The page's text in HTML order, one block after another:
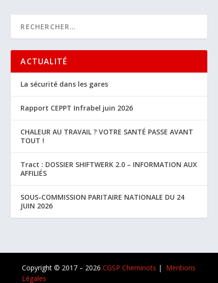
ACTUALITÉ
La sécurité dans les gares
Rapport CEPPT Infrabel juin 2026
CHALEUR AU TRAVAIL ? VOTRE SANTÉ PASSE AVANT
TOUT !
Tract : DOSSIER SHIFTWERK 2.0 – INFORMATION AUX
AFFILIÉS
SOUS-COMMISSION PARITAIRE NATIONALE DU 24
JUIN 2026
Copyright © 2017 – 2026 CGSP Cheminots | Mentions
Légales